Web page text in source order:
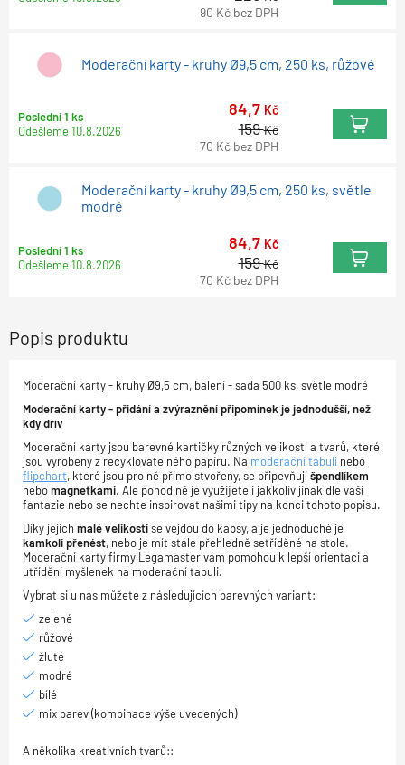
90 Kč bez DPH
Moderační karty - kruhy Ø9,5 cm, 250 ks, růžové
Poslední 1 ks
Odešleme10.8.2026
84,7 Kč
159Kč
70 Kč bez DPH
Moderační karty - kruhy Ø9,5 cm, 250 ks, světle
modré
Poslední 1 ks
Odešleme10.8.2026
84,7 Kč
159Kč
70 Kč bez DPH
Popis produktu
Moderační karty - kruhy Ø9,5 cm, balení - sada 500 ks, světle modré
Moderační karty - přidání a zvýraznění připomínek je jednodušší, než
kdy dřív
Moderační karty jsou barevné kartičky různých velikostí a tvarů, které
jsou vyrobeny z recyklovatelného papíru. Na moderační tabuli nebo
flipchart, které jsou pro ně přímo stvořeny, se připevňujíšpendlíkem
nebomagnetkami. Ale pohodlně je využijete i jakkoliv jinak dle vaší
fantazie nebo se nechte inspirovat našimi tipy na konci tohoto popisu.
Díky jejich malé velikostise vejdou do kapsy, a je jednoduché je
kamkoli přenést, nebo je mít stále přehledně setříděné na stole.
Moderační karty firmy Legamaster vám pomohou k lepší orientaci a
utřídění myšlenek na moderační tabuli.
Vybrat si u nás můžete z následujících barevných variant:
zelené
růžové
žluté
modré
bílé
mix barev (kombinace výše uvedených)
A několika kreativních tvarů::